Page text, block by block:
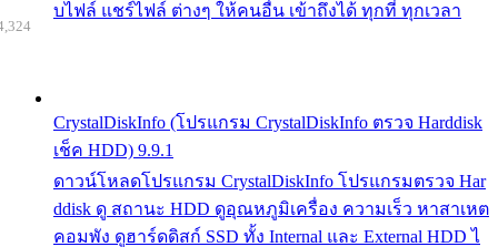
บไฟล์ แชร์ไฟล์ ต่างๆ ให้คนอื่น เข้าถึงได้ ทุกที่ ทุกเวลา
CrystalDiskInfo (โปรแกรม CrystalDiskInfo ตรวจ Harddisk
เช็ค HDD) 9.9.1
ดาวน์โหลดโปรแกรม CrystalDiskInfo โปรแกรมตรวจ Har
ddisk ดู สถานะ HDD ดูอุณหภูมิเครื่อง ความเร็ว หาสาเหต
คอมพัง ดูฮาร์ดดิสก์ SSD ทั้ง Internal และ External HDD ไ